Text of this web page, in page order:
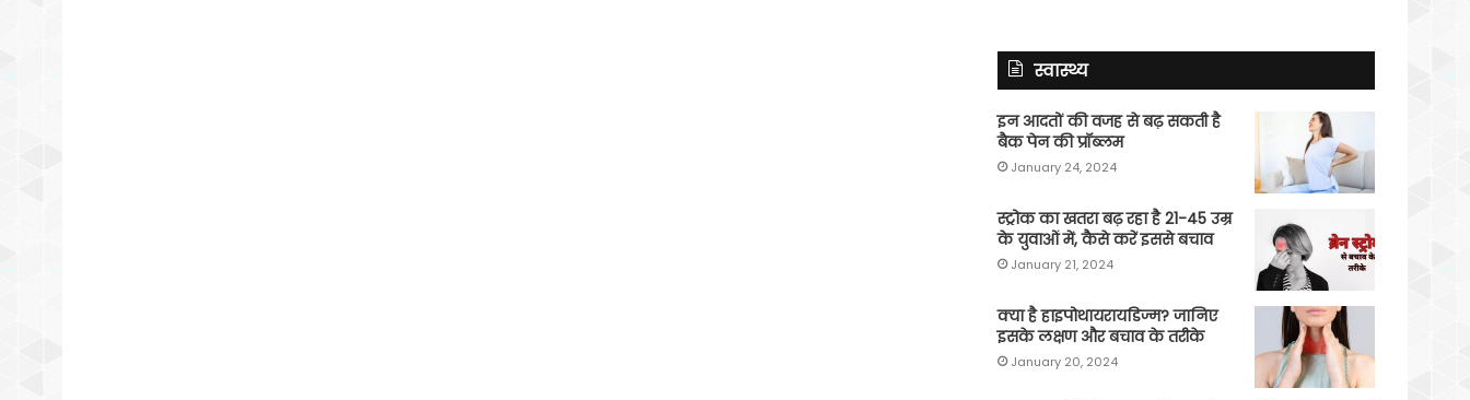
स्वास्थ्य
इन आदतों की वजह से बढ़ सकती है
बैक पेन की प्रॉब्लम
January 24, 2024
स्ट्रोक का खतरा बढ़ रहा है 21-45 उम्र
के युवाओं में, कैसे करें इससे बचाव
January 21, 2024
क्या है हाइपोथायरायडिज्म? जानिए
इसके लक्षण और बचाव के तरीके
January 20, 2024